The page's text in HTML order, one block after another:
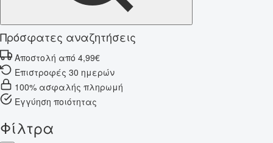
Πρόσφατες αναζητήσεις
Αποστολή από 4,99€
Επιστροφές 30 ημερών
100% ασφαλής πληρωμή
Εγγύηση ποιότητας
Φίλτρα